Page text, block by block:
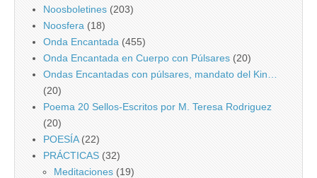
Noosboletines (203)
Noosfera (18)
Onda Encantada (455)
Onda Encantada en Cuerpo con Púlsares (20)
Ondas Encantadas con púlsares, mandato del Kin…
(20)
Poema 20 Sellos-Escritos por M. Teresa Rodriguez
(20)
POESÍA(22)
PRÁCTICAS (32)
Meditaciones (19)